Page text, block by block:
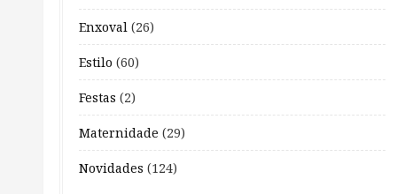
Enxoval (26)
Estilo (60)
Festas (2)
Maternidade (29)
Novidades (124)